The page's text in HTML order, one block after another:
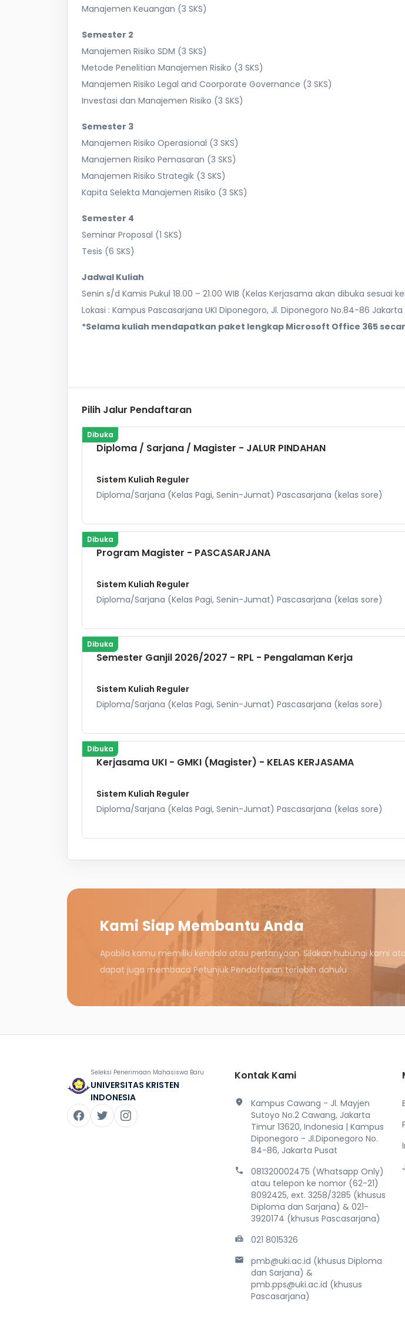
Manajemen Keuangan (3 SKS)
Semester 2
Manajemen Risiko SDM (3 SKS)
Metode Penelitian Manajemen Risiko (3 SKS)
Manajemen Risiko Legal and Coorporate Governance (3 SKS)
Investasi dan Manajemen Risiko (3 SKS)
Semester 3
Manajemen Risiko Operasional (3 SKS)
Manajemen Risiko Pemasaran (3 SKS)
Manajemen Risiko Strategik (3 SKS)
Kapita Selekta Manajemen Risiko (3 SKS)
Semester 4
Seminar Proposal (1 SKS)
Tesis (6 SKS)
Jadwal Kuliah
Senin s/d Kamis Pukul 18.00 – 21.00 WIB (Kelas Kerjasama akan dibuka sesuai
Lokasi : Kampus Pascasarjana UKI Diponegoro, Jl. Diponegoro No.84-86 Jakarta
*Selama kuliah mendapatkan paket lengkap Microsoft Office 365
Pilih Jalur Pendaftaran
Dibuka
Diploma / Sarjana / Magister - JALUR PINDAHAN
Sistem Kuliah Reguler
Diploma/Sarjana (Kelas Pagi, Senin-Jumat) Pascasarjana (kelas sore)
Dibuka
Program Magister - PASCASARJANA
Sistem Kuliah Reguler
Diploma/Sarjana (Kelas Pagi, Senin-Jumat) Pascasarjana (kelas sore)
Dibuka
Semester Ganjil 2026/2027 - RPL - Pengalaman Kerja
Sistem Kuliah Reguler
Diploma/Sarjana (Kelas Pagi, Senin-Jumat) Pascasarjana (kelas sore)
Dibuka
Kerjasama UKI - GMKI (Magister) - KELAS KERJASAMA
Sistem Kuliah Reguler
Diploma/Sarjana (Kelas Pagi, Senin-Jumat) Pascasarjana (kelas sore)
Kami Siap Membantu Anda
Apabila kamu memiliki kendala atau pertanyaan. Silakan hubungi kami
dapat juga membaca Petunjuk Pendaftaran terlebih dahulu
Seleksi Penerimaan Mahasiswa Baru
UNIVERSITAS KRISTEN
INDONESIA
Kontak Kami
location_on
Kampus Cawang - Jl. Mayjen
Sutoyo No.2 Cawang, Jakarta
Timur 13620, Indonesia | Kampus
Diponegoro - Jl.Diponegoro No.
84-86, Jakarta Pusat
phone
081320002475 (Whatsapp Only)
atau telepon ke nomor (62-21)
8092425, ext. 3258/3285 (khusus
Diploma dan Sarjana) & 021-
3920174 (khusus Pascasarjana)
fax 021 8015326
mail
pmb@uki.ac.id (khusus Diploma
dan Sarjana) &
pmb.pps@uki.ac.id (khusus
Pascasarjana)